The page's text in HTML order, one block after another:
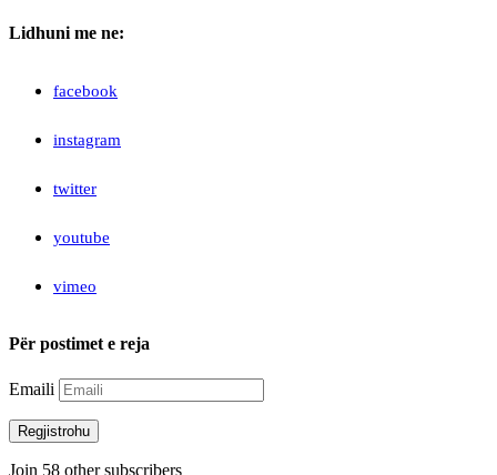
Lidhuni me ne:
facebook
instagram
twitter
youtube
vimeo
Për postimet e reja
Emaili
Regjistrohu
Join 58 other subscribers